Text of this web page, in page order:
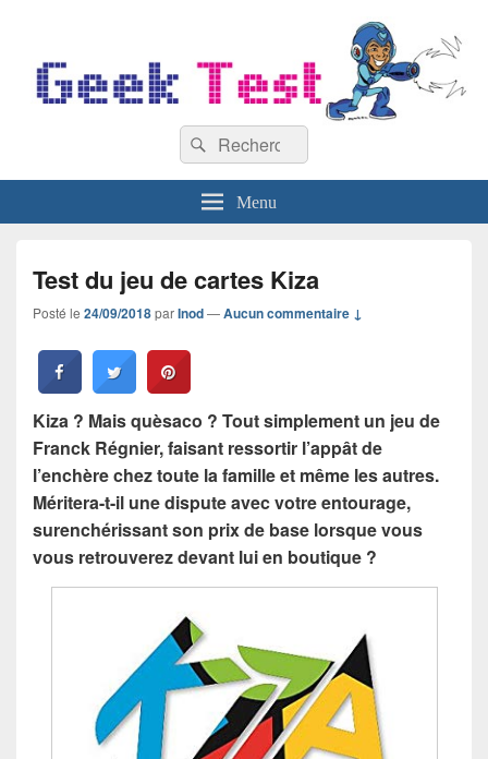
Recherche :
Rechercher
Menu
Test du jeu de cartes Kiza
Posté le 24/09/2018parInod—Aucun commentaire ↓
Kiza ? Mais quèsaco ? Tout simplement un jeu de
Franck Régnier, faisant ressortir l’appât de
l’enchère chez toute la famille et même les autres.
Méritera-t-il une dispute avec votre entourage,
surenchérissant son prix de base lorsque vous
vous retrouverez devant lui en boutique ?